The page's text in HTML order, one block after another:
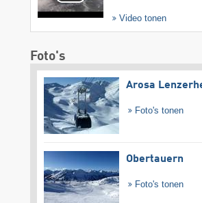
Video tonen
Foto's
Arosa
Foto's tonen
Obertauern
Foto's tonen